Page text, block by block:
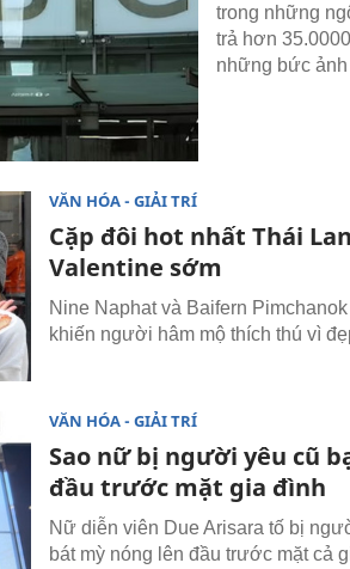
trong những
trả hơn
những bức
VĂN HÓA - GIẢI TRÍ
Cặp đôi hot nhất Thái
Valentine sớm
Nine Naphat và Baifern
khiến người hâm mộ thích thú vì
VĂN HÓA - GIẢI TRÍ
Sao nữ bị người yêu cũ
đầu trước mặt gia đình
Nữ diễn viên Due Arisara tố bị
bát mỳ nóng lên đầu trước mặt cả